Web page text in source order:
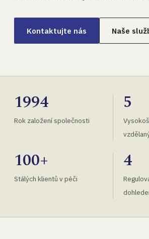
Kontaktujte nás Naše
1994
Rok založení společnosti
5
100+
Stálých klientů v péči
4